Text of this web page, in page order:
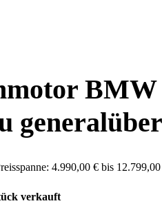
BMW
4.990,00 € bis
verkauft